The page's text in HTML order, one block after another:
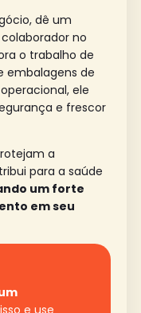
dê um
no
o trabalho de
embalagens de
ele
e frescor
a
para a saúde
um forte
em seu
e use